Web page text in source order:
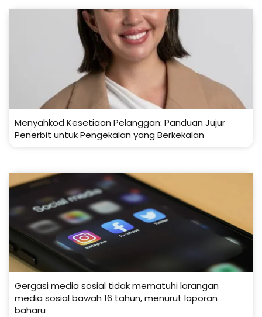
Menyahkod Kesetiaan Pelanggan: Panduan Jujur
Penerbit untuk Pengekalan yang Berkekalan
Gergasi media sosial tidak mematuhi larangan
media sosial bawah 16 tahun, menurut laporan
baharu